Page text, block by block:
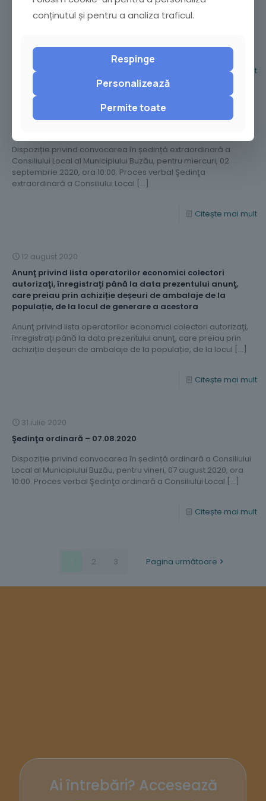
Dispoziție privind convocarea în ședință ordinară a Consiliului
Local al Municipiului Buzău, pentru miercuri, 16 septembrie
Citește mai mult
Dispoziție privind convocarea în ședință extraordinară a
Consiliului Local al Municipiului Buzău, pentru miercuri, 02
septembrie 2020, ora 10:00. Proces verbal Şedinţa
extraordinară a Consiliului Local […]
Citește mai mult
12 august 2020
Anunţ privind lista operatorilor economici colectori
autorizaţi, înregistraţi până la data prezentului anunţ,
care preiau prin achiziție deșeuri de ambalaje de la
populație, de la locul de generare a acestora
Anunţ privind lista operatorilor economici colectori autorizaţi,
înregistraţi până la data prezentului anunţ, care preiau prin
achiziție deșeuri de ambalaje de la populație, de la locul […]
Citește mai mult
31 iulie 2020
Şedinţa ordinară – 07.08.2020
Dispoziție privind convocarea în ședință ordinară a Consiliului
Local al Municipiului Buzău, pentru vineri, 07 august 2020, ora
10:00. Proces verbal Şedinţa ordinară a Consiliului Local […]
Citește mai mult
2 3 Pagina următoare
Ai întrebări? Accesează
conținutul și pentru a analiza traficul.
Respinge
Personalizează
Permite toate